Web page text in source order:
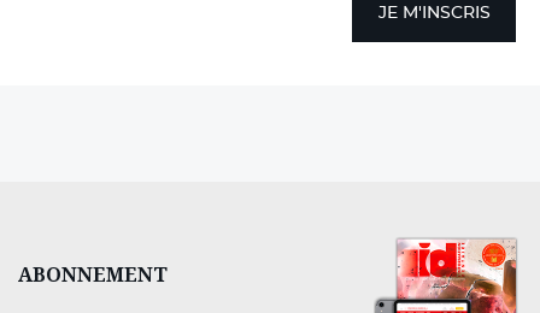
JE M'INSCRIS
ABONNEMENT